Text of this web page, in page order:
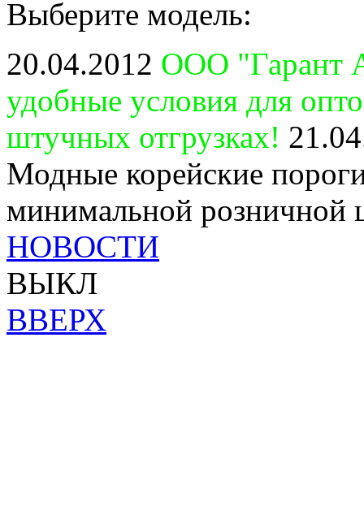
Выберите модель:
20.04.2012 ООО "Гарант
удобные условия для
штучных отгрузках!
Модные корейские
минимальной розничной
НОВОСТИ
ВЫКЛ
ВВЕРХ